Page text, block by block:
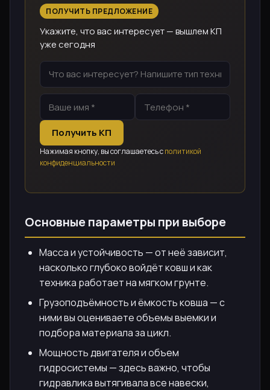
ПОЛУЧИТЬ ПРЕДЛОЖЕНИЕ
Укажите, что вас интересует — вышлем КП
уже сегодня
Получить КП
Нажимая кнопку, вы соглашаетесь сполитикой
конфиденциальности
Основные параметры при выборе
Масса и устойчивость — от неё зависит,
насколько глубоко войдёт ковш и как
техника работает на мягком грунте.
Грузоподъёмность и ёмкость ковша — с
ними вы оцениваете объемы выемки и
подбора материала за цикл.
Мощность двигателя и объем
гидросистемы — здесь важно, чтобы
гидравлика вытягивала все навески,